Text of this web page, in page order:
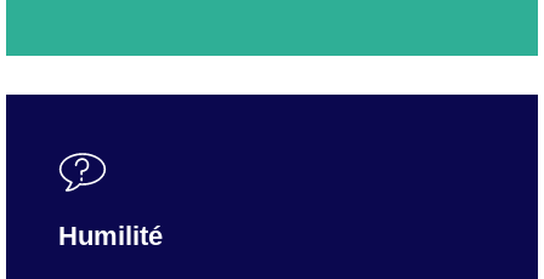
Humilité